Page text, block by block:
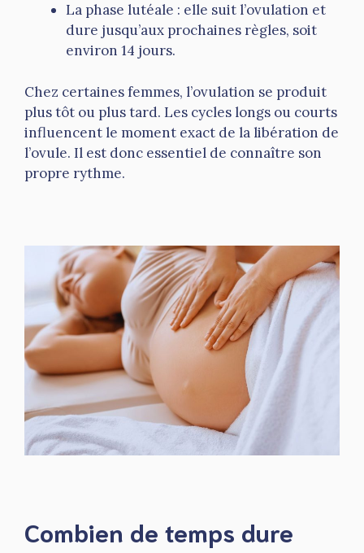
La phase lutéale : elle suit l’ovulation et
dure jusqu’aux prochaines règles, soit
environ 14 jours.
Chez certaines femmes, l’ovulation se produit
plus tôt ou plus tard. Les cycles longs ou courts
influencent le moment exact de la libération de
l’ovule. Il est donc essentiel de connaître son
propre rythme.
Combien de temps dure